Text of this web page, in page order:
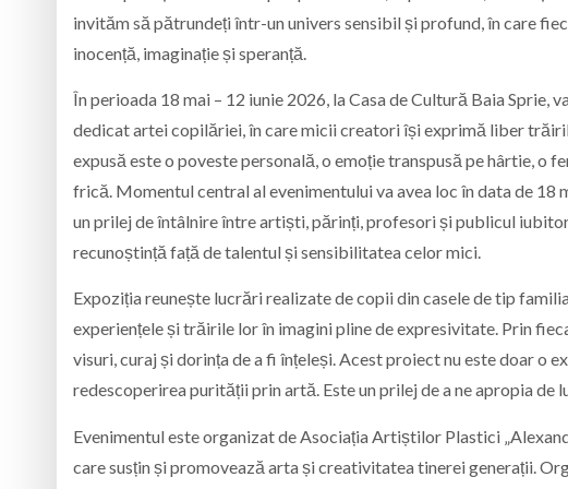
invităm să pătrundeți într-un univers sensibil și profund, în care
inocență, imaginație și speranță.
În perioada 18 mai – 12 iunie 2026, la Casa de Cultură Baia Sprie,
dedicat artei copilăriei, în care micii creatori își exprimă liber
expusă este o poveste personală, o emoție transpusă pe hârtie,
frică. Momentul central al evenimentului va avea loc în data de
un prilej de întâlnire între artiști, părinți, profesori și publicul
recunoștință față de talentul și sensibilitatea celor mici.
Expoziția reunește lucrări realizate de copii din casele de tip
experiențele și trăirile lor în imagini pline de expresivitate. Prin
visuri, curaj și dorința de a fi înțeleși. Acest proiect nu este doar o
redescoperirea purității prin artă. Este un prilej de a ne apropia
Evenimentul este organizat de Asociația Artiștilor Plastici
care susțin și promovează arta și creativitatea tinerei generații.